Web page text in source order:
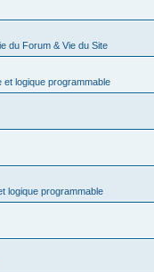
du Forum & Vie du Site
et logique programmable
logique programmable